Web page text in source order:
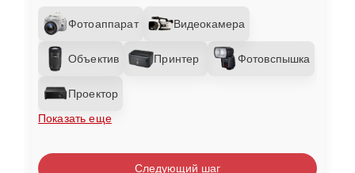
Фотоаппарат Видеокамера
Объектив Принтер Фотовспышка
Проектор
Показать еще
Следующий шаг